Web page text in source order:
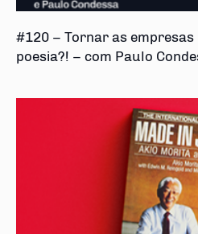
#120 – Tornar as
poesia?! – com Paulo